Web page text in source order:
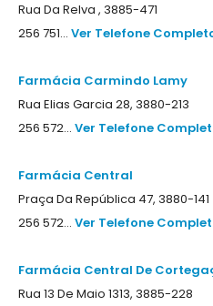
Rua Da Relva , 3885-471
256 751... Ver Telefone
Farmácia Carmindo Lamy
Rua Elias Garcia 28, 3880-213
256 572... Ver Telefone
Farmácia Central
Praça Da República 47, 3880-141
256 572... Ver Telefone
Farmácia Central De
Rua 13 De Maio 1313, 3885-228